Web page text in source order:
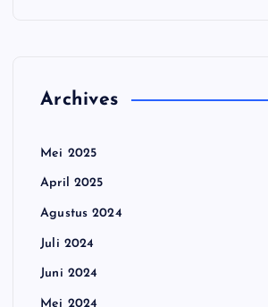
Archives
Mei 2025
April 2025
Agustus 2024
Juli 2024
Juni 2024
Mei 2024